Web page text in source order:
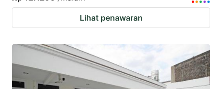
Lihat penawaran